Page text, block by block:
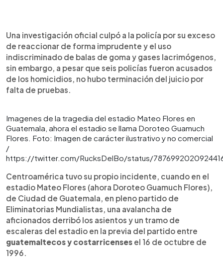
Una investigación oficial culpó a la policía por su exceso
de reaccionar de forma imprudente y el uso
indiscriminado de balas de goma y gases lacrimógenos,
sin embargo, a pesar que seis policías fueron acusados
de los homicidios, no hubo terminación del juicio por
falta de pruebas.
Imagenes de la tragedia del estadio Mateo Flores en
Guatemala, ahora el estadio se llama Doroteo Guamuch
Flores. Foto: Imagen de carácter ilustrativo y no comercial
/
https://twitter.com/RucksDelBo/status/
Centroamérica tuvo su propio incidente, cuando en el
estadio Mateo Flores (ahora Doroteo Guamuch Flores),
de Ciudad de Guatemala, en pleno partido de
Eliminatorias Mundialistas, una avalancha de
aficionados derribó los asientos y un tramo de
escaleras del estadio en la previa del partido entre
guatemaltecos y costarricenses el 16 de octubre de
1996.